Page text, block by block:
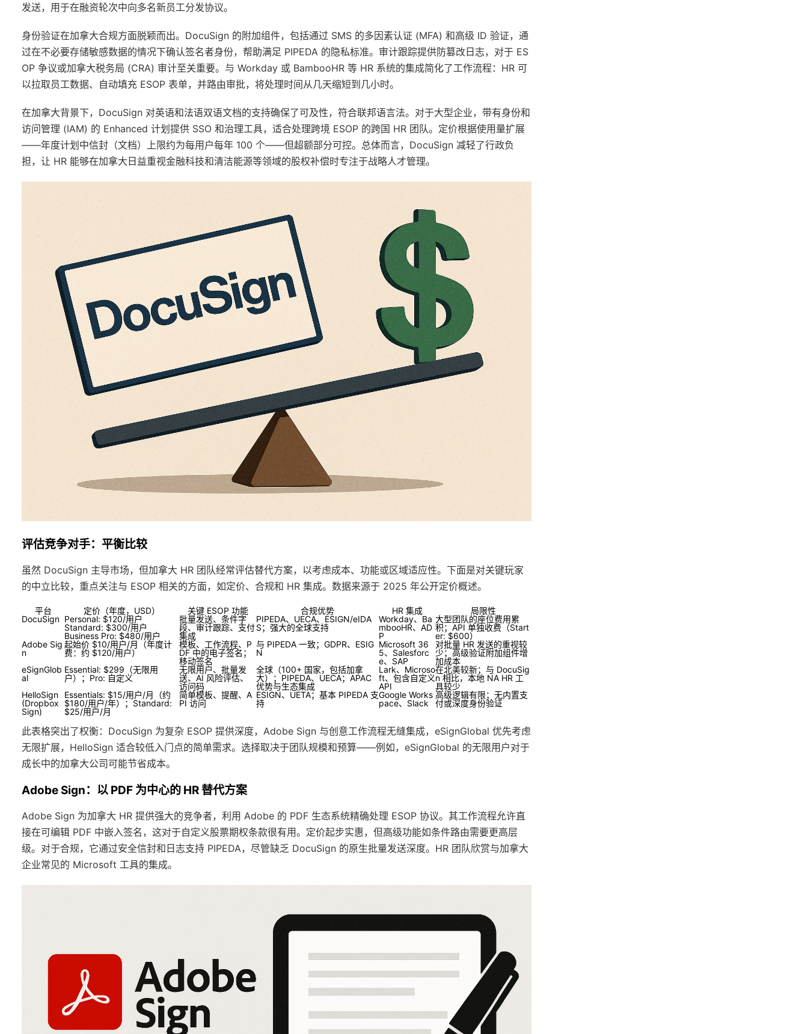
发送，用于在融资轮次中向多名新员工分发协议。
身份验证在加拿大合规方面脱颖而出。DocuSign 的附加组件，包括通过 SMS 的多因素认证 (MFA) 和高级 ID 验证，通
过在不必要存储敏感数据的情况下确认签名者身份，帮助满足 PIPEDA 的隐私标准。审计跟踪提供防篡改日志，对于 ES
OP 争议或加拿大税务局 (CRA) 审计至关重要。与 Workday 或 BambooHR 等 HR 系统的集成简化了工作流程：HR 可
以拉取员工数据、自动填充 ESOP 表单，并路由审批，将处理时间从几天缩短到几小时。
在加拿大背景下，DocuSign 对英语和法语双语文档的支持确保了可及性，符合联邦语言法。对于大型企业，带有身份和
访问管理 (IAM) 的 Enhanced 计划提供 SSO 和治理工具，适合处理跨境 ESOP 的跨国 HR 团队。定价根据使用量扩展
——年度计划中信封（文档）上限约为每用户每年 100 个——但超额部分可控。总体而言，DocuSign 减轻了行政负
担，让 HR 能够在加拿大日益重视金融科技和清洁能源等领域的股权补偿时专注于战略人才管理。
评估竞争对手：平衡比较
虽然 DocuSign 主导市场，但加拿大 HR 团队经常评估替代方案，以考虑成本、功能或区域适应性。下面是对关键玩家
的中立比较，重点关注与 ESOP 相关的方面，如定价、合规和 HR 集成。数据来源于 2025 年公开定价概述。
平台 定价（年度，USD） 关键 ESOP 功能 合规优势 HR 集成
局限性
DocuSign Personal: $120/用户
Standard: $300/用户
Business Pro: $480/用户
批量发送、条件字
段、审计跟踪、支付
集成
PIPEDA、UECA、ESIGN/eIDA
S；强大的全球支持
Workday、Ba
mbooHR、AD
P
大型团队的座位费用累
积；API 单独收费（Start
er: $600）
Adobe Sig
n
起始价 $10/用户/月（年度计
费：约 $120/用户）
模板、工作流程、P
DF 中的电子签名；
移动签名
与 PIPEDA 一致；GDPR、ESIG
N
Microsoft 36
5、Salesforc
e、SAP
对批量 HR 发送的重视较
少；高级验证附加组件增
加成本
eSignGlob
al
Essential: $299（无限用
户）；Pro: 自定义
无限用户、批量发
送、AI 风险评估、
访问码
全球（100+ 国家，包括加拿
大）；PIPEDA、UECA；APAC
优势与生态集成
Lark、Microso
ft、包含自定义
API
在北美较新；与 DocuSig
n 相比，本地 NA HR 工
具较少
HelloSign
(Dropbox
Sign)
Essentials: $15/用户/月（约
$180/用户/年）；Standard:
$25/用户/月
简单模板、提醒、A
PI 访问
ESIGN、UETA；基本 PIPEDA 支
持
Google Works
pace、Slack
高级逻辑有限；无内置支
付或深度身份验证
此表格突出了权衡：DocuSign 为复杂 ESOP 提供深度，Adobe Sign 与创意工作流程无缝集成，eSignGlobal 优先考虑
无限扩展，HelloSign 适合较低入门点的简单需求。选择取决于团队规模和预算——例如，eSignGlobal 的无限用户对于
成长中的加拿大公司可能节省成本。
Adobe Sign：以 PDF 为中心的 HR 替代方案
Adobe Sign 为加拿大 HR 提供强大的竞争者，利用 Adobe 的 PDF 生态系统精确处理 ESOP 协议。其工作流程允许直
接在可编辑 PDF 中嵌入签名，这对于自定义股票期权条款很有用。定价起步实惠，但高级功能如条件路由需要更高层
级。对于合规，它通过安全信封和日志支持 PIPEDA，尽管缺乏 DocuSign 的原生批量发送深度。HR 团队欣赏与加拿大
企业常见的 Microsoft 工具的集成。